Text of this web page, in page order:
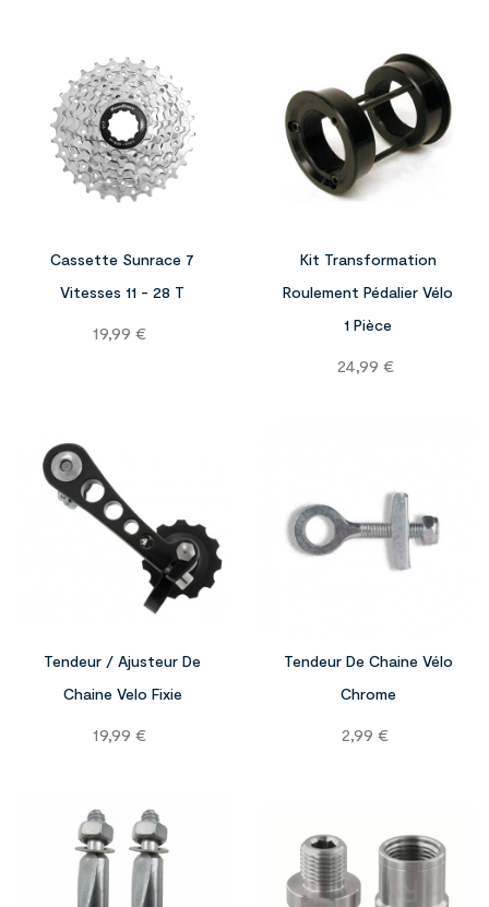
Cassette Sunrace 7
Vitesses 11 - 28 T
Prix
19,99 €
Kit Transformation
Roulement Pédalier Vélo
1 Pièce
Prix
24,99 €
Tendeur / Ajusteur De
Chaine Velo Fixie
Prix
19,99 €
Tendeur De Chaine Vélo
Chrome
Prix
2,99 €